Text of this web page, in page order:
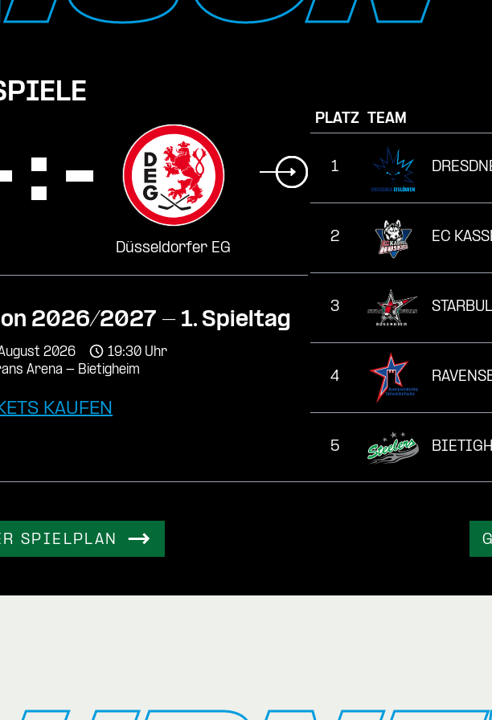
: -
Düsseldorfer EG
2026/2027 - 1. Spieltag
2026
19:30 Uhr
Arena - Bietigheim
KAUFEN
SPIELPLAN
PLATZ TEAM
1
2 EC
3
4
5